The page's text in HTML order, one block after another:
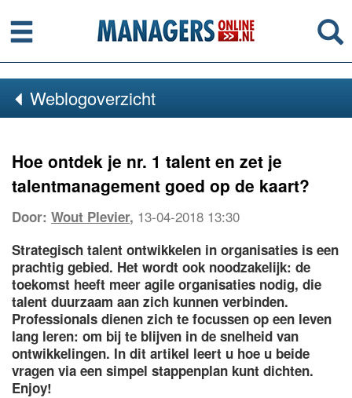
Menu
Weblogoverzicht
Hoe ontdek je nr. 1 talent en zet je
talentmanagement goed op de kaart?
Door: Wout Plevier, 13-04-2018 13:30
Strategisch talent ontwikkelen in organisaties is een
prachtig gebied. Het wordt ook noodzakelijk: de
toekomst heeft meer agile organisaties nodig, die
talent duurzaam aan zich kunnen verbinden.
Professionals dienen zich te focussen op een leven
lang leren: om bij te blijven in de snelheid van
ontwikkelingen. In dit artikel leert u hoe u beide
vragen via een simpel stappenplan kunt dichten.
Enjoy!